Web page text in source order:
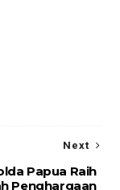
Next
Papua Raih
Penghargaan